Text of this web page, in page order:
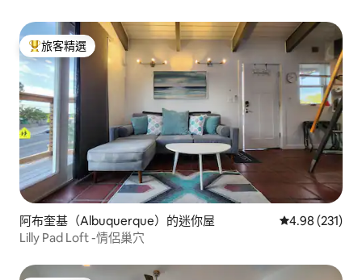
旅客精選榜首
旅客精選
阿布奎基（Albuquerque）的迷你屋 從 231 則評價
4.98 (231)
Lilly Pad Loft -情侶巢穴